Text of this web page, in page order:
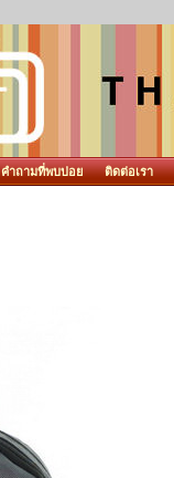
คำถามที่พบบ่อย ติดต่อเรา